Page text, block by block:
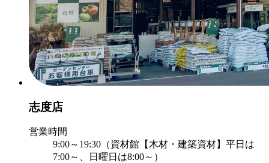
志度店
営業時間
9:00～19:30（資材館【木材・建築資材】平日は
7:00～、日曜日は8:00～）